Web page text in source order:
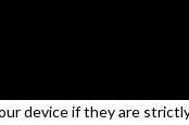
device if they are